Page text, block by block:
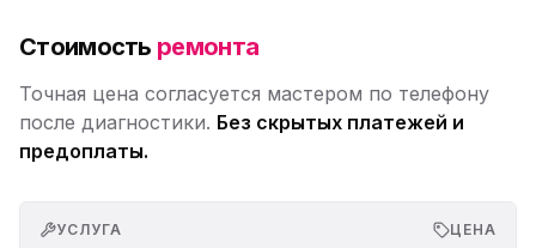
Стоимость ремонта
Точная цена согласуется мастером по телефону
после диагностики. Без скрытых платежей и
предоплаты.
УСЛУГА ЦЕНА